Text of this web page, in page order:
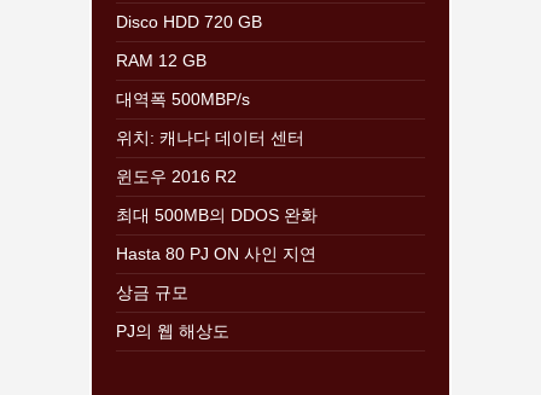
Disco HDD 720 GB
RAM 12 GB
대역폭 500MBP/s
위치: 캐나다 데이터 센터
윈도우 2016 R2
최대 500MB의 DDOS 완화
Hasta 80 PJ ON 사인 지연
상금 규모
PJ의 웹 해상도